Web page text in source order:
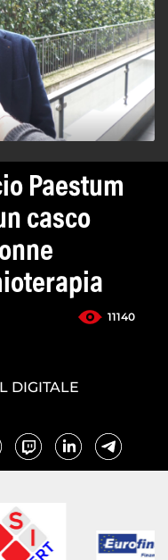
Paestum
casco
11140
DIGITALE